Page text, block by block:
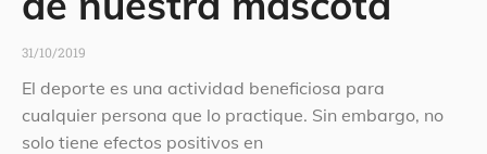
31/10/2019
El deporte es una actividad beneficiosa para
cualquier persona que lo practique. Sin embargo, no
solo tiene efectos positivos en